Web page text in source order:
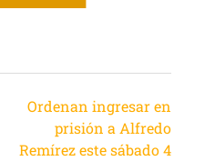
Ordenan ingresar en
prisión a Alfredo
Remírez este sábado 4